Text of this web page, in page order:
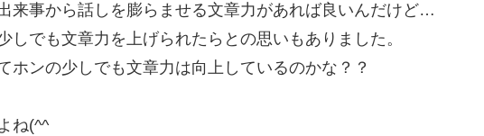
来事から話しを膨らませる文章力があれば良いんだけど…
しでも文章力を上げられたらとの思いもありました。
ホンの少しでも文章力は向上しているのかな？？
ね(^^ゞ